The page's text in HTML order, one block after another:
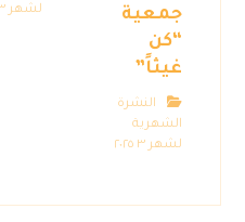
جمعية
“كن
غيثاً”
النشرة
الشهرية
لشهر ٣ ٢٠٢٥
لشهر ٣ ٢٠٢٥